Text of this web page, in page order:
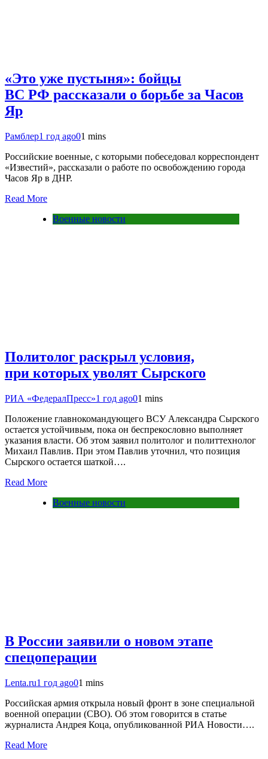
«Это уже пустыня»: бойцы
ВС РФ рассказали о борьбе за Часов
Яр
Рамблер1 год ago01 mins
Российские военные, с которыми побеседовал корреспондент
«Известий», рассказали о работе по освобождению города
Часов Яр в ДНР.
Read More
Военные новости
Политолог раскрыл условия,
при которых уволят Сырского
РИА «ФедералПресс»1 год ago01 mins
Положение главнокомандующего ВСУ Александра Сырского
остается устойчивым, пока он беспрекословно выполняет
указания власти. Об этом заявил политолог и политтехнолог
Михаил Павлив. При этом Павлив уточнил, что позиция
Сырского остается шаткой….
Read More
Военные новости
В России заявили о новом этапе
спецоперации
Lenta.ru1 год ago01 mins
Российская армия открыла новый фронт в зоне специальной
военной операции (СВО). Об этом говорится в статье
журналиста Андрея Коца, опубликованной РИА Новости….
Read More